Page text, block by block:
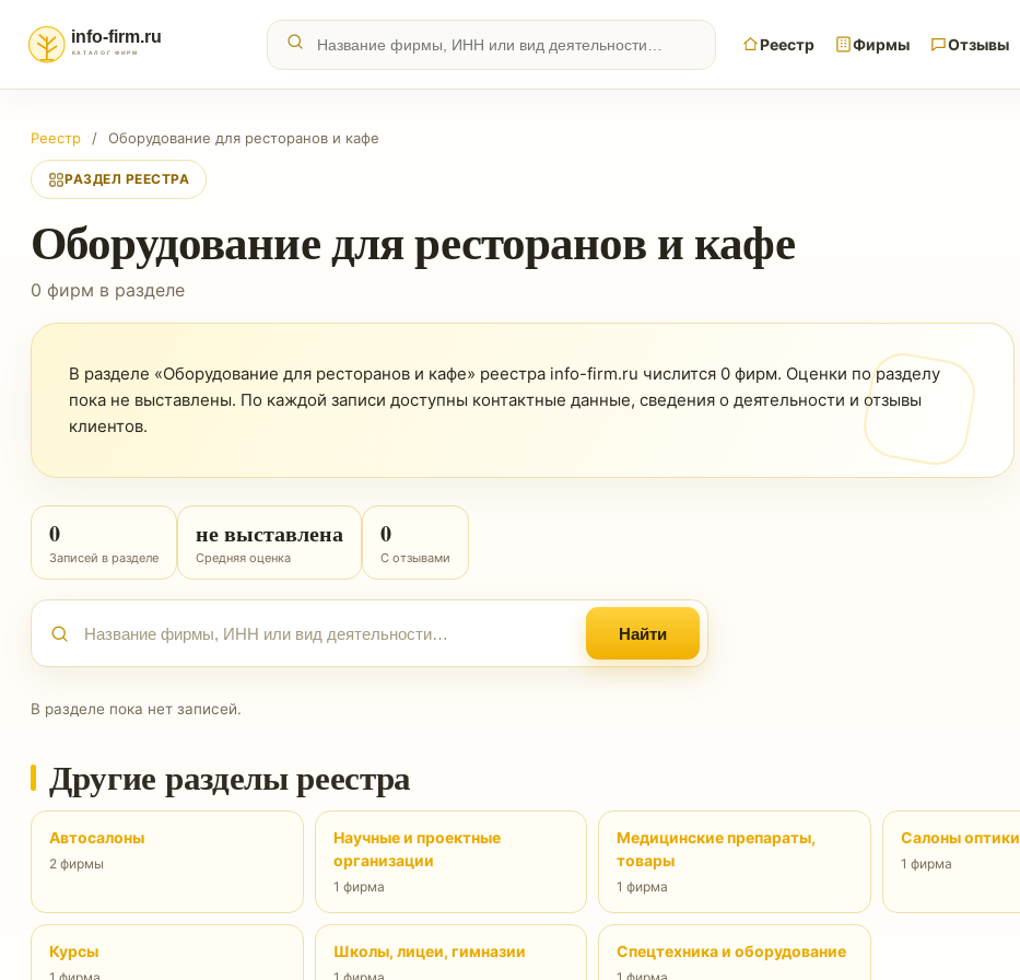
Реестр Фирмы Отзывы
Реестр / Оборудование для ресторанов и кафе
РАЗДЕЛ РЕЕСТРА
Оборудование для ресторанов и кафе
0 фирм в разделе
В разделе «Оборудование для ресторанов и кафе» реестра info-firm.ru числится 0 фирм. Оценки по разделу
пока не выставлены. По каждой записи доступны контактные данные, сведения о деятельности и отзывы
клиентов.
Записей в разделе
0
Средняя оценка
не выставлена
С отзывами
0
Найти
В разделе пока нет записей.
Другие разделы реестра
Автосалоны
2 фирмы
Научные и проектные
организации
1 фирма
Медицинские препараты,
товары
1 фирма
Салоны оптики
1 фирма
Курсы Школы, лицеи, гимназии Спецтехника и оборудование